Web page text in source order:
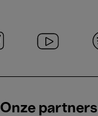
Onze partners